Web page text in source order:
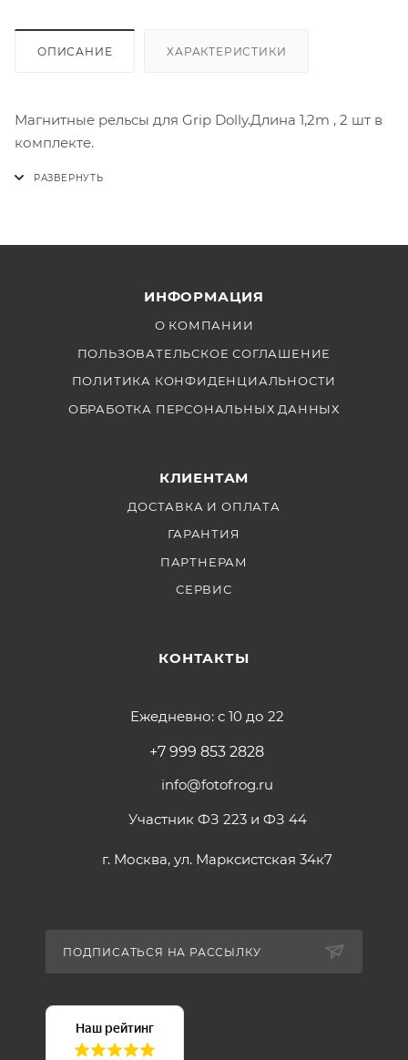
ОПИСАНИЕ ХАРАКТЕРИСТИКИ
Магнитные рельсы для Grip Dolly.Длина 1,2m , 2 шт в
комплекте.
ИНФОРМАЦИЯ
О КОМПАНИИ
ПОЛЬЗОВАТЕЛЬСКОЕ СОГЛАШЕНИЕ
ПОЛИТИКА КОНФИДЕНЦИАЛЬНОСТИ
ОБРАБОТКА ПЕРСОНАЛЬНЫХ ДАННЫХ
КЛИЕНТАМ
ДОСТАВКА И ОПЛАТА
ГАРАНТИЯ
ПАРТНЕРАМ
СЕРВИС
КОНТАКТЫ
Ежедневно: с 10 до 22
+7 999 853 2828
info@fotofrog.ru
Участник ФЗ 223 и ФЗ 44
г. Москва, ул. Марксистская 34к7
ПОДПИСАТЬСЯ НА РАССЫЛКУ